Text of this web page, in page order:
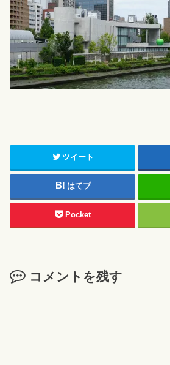
ツイート
はてブ
Pocket
コメントを残す